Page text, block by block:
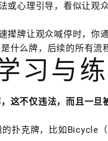
或心理引导，看似让观
撵牌让观众喊停时，你
什么牌，后续的所有流
习与练
这不仅违法，而且一旦
的扑克牌，比如Bicycle